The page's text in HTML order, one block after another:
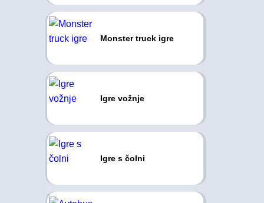
Monster truck igre
Igre vožnje
Igre s čolni